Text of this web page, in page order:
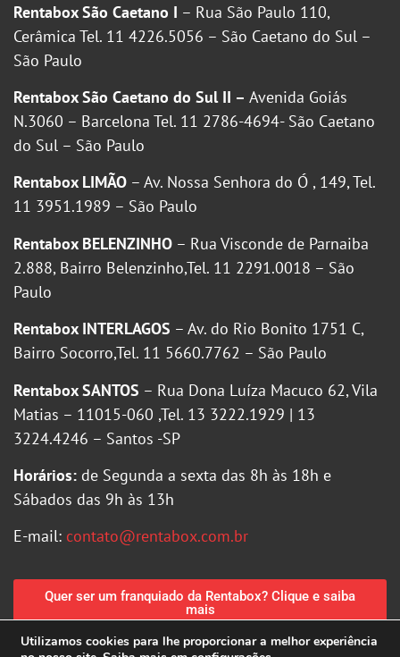
Rentabox São Caetano I – Rua São Paulo 110,
Cerâmica Tel. 11 4226.5056 – São Caetano do Sul –
São Paulo
Rentabox São Caetano do Sul II – Avenida Goiás
N.3060 – Barcelona Tel. 11 2786-4694- São Caetano
do Sul – São Paulo
Rentabox LIMÃO – Av. Nossa Senhora do Ó , 149, Tel.
11 3951.1989 – São Paulo
Rentabox BELENZINHO – Rua Visconde de Parnaiba
2.888, Bairro Belenzinho,Tel. 11 2291.0018 – São
Paulo
Rentabox INTERLAGOS – Av. do Rio Bonito 1751 C,
Bairro Socorro,Tel. 11 5660.7762 – São Paulo
Rentabox SANTOS – Rua Dona Luíza Macuco 62, Vila
Matias – 11015-060 ,Tel. 13 3222.1929 | 13
3224.4246 – Santos -SP
Horários: de Segunda a sexta das 8h às 18h e
Sábados das 9h às 13h
E-mail: contato@rentabox.com.br
Quer ser um franquiado da Rentabox? Clique e saiba
mais
Utilizamos cookies para lhe proporcionar a melhor experiência